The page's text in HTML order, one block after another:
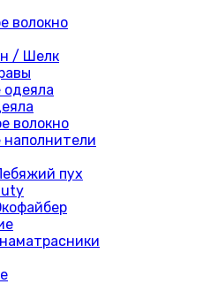
волокно
/ Шелк
одеяла
волокно
пух